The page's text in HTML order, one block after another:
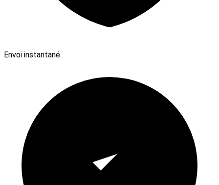
Envoi instantané